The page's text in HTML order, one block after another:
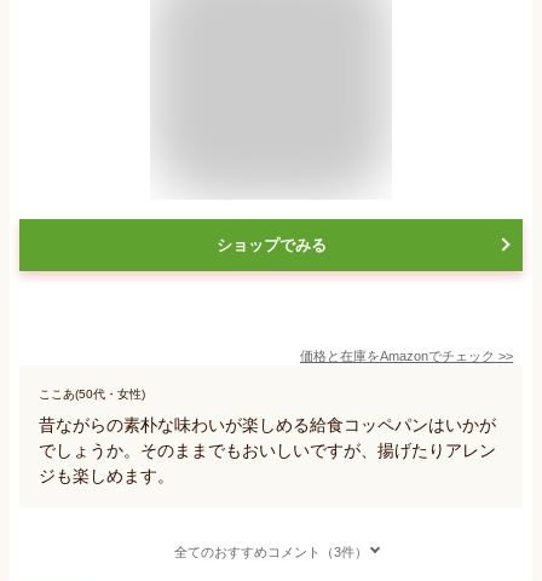
ショップでみる
価格と在庫をAmazonでチェック >>
ここあ(50代・女性)
昔ながらの素朴な味わいが楽しめる給食コッペパンはいかが
でしょうか。そのままでもおいしいですが、揚げたりアレン
ジも楽しめます。
全てのおすすめコメント（3件）